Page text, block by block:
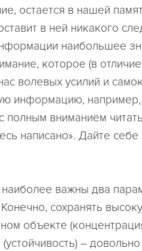
остается в нашей
в ней никакого
наибольшее
которое (в
волевых усилий и
информацию, например,
полным вниманием
написано». Дайте себе
важны два
сохранять
объекте
–